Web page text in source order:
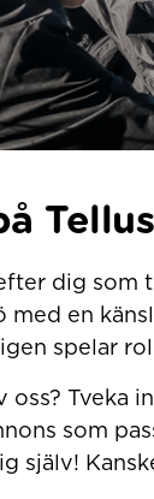
dig som
med en
spelar
oss? Tveka
som
själv!